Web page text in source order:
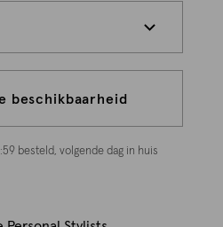
beschikbaarheid
besteld, volgende dag in huis